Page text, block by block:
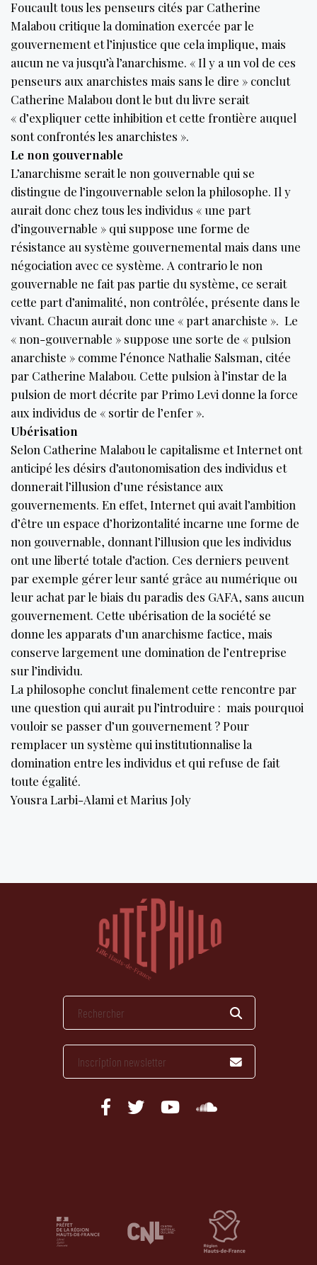
Foucault tous les penseurs cités par Catherine
Malabou critique la domination exercée par le
gouvernement et l’injustice que cela implique, mais
aucun ne va jusqu’à l’anarchisme. « Il y a un vol de ces
penseurs aux anarchistes mais sans le dire » conclut
Catherine Malabou dont le but du livre serait
« d’expliquer cette inhibition et cette frontière auquel
sont confrontés les anarchistes ».
Le non gouvernable
L’anarchisme serait le non gouvernable qui se
distingue de l’ingouvernable selon la philosophe. Il y
aurait donc chez tous les individus « une part
d’ingouvernable » qui suppose une forme de
résistance au système gouvernemental mais dans une
négociation avec ce système. A contrario le non
gouvernable ne fait pas partie du système, ce serait
cette part d’animalité, non contrôlée, présente dans le
vivant. Chacun aurait donc une « part anarchiste ». Le
« non-gouvernable » suppose une sorte de « pulsion
anarchiste » comme l’énonce Nathalie Salsman, citée
par Catherine Malabou. Cette pulsion à l’instar de la
pulsion de mort décrite par Primo Levi donne la force
aux individus de « sortir de l’enfer ».
Ubérisation
Selon Catherine Malabou le capitalisme et Internet ont
anticipé les désirs d’autonomisation des individus et
donnerait l’illusion d’une résistance aux
gouvernements. En effet, Internet qui avait l’ambition
d’être un espace d’horizontalité incarne une forme de
non gouvernable, donnant l’illusion que les individus
ont une liberté totale d’action. Ces derniers peuvent
par exemple gérer leur santé grâce au numérique ou
leur achat par le biais du paradis des GAFA, sans aucun
gouvernement. Cette ubérisation de la société se
donne les apparats d’un anarchisme factice, mais
conserve largement une domination de l’entreprise
sur l’individu.
La philosophe conclut finalement cette rencontre par
une question qui aurait pu l’introduire : mais pourquoi
vouloir se passer d’un gouvernement ? Pour
remplacer un système qui institutionnalise la
domination entre les individus et qui refuse de fait
toute égalité.
Yousra Larbi-Alami et Marius Joly